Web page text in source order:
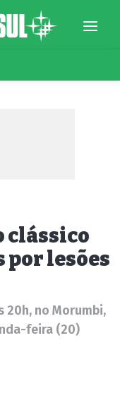
clássico
por lesões
20h, no Morumbi,
feira (20)